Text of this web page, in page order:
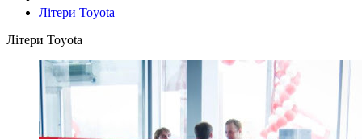
Літери Toyota
Літери Toyota